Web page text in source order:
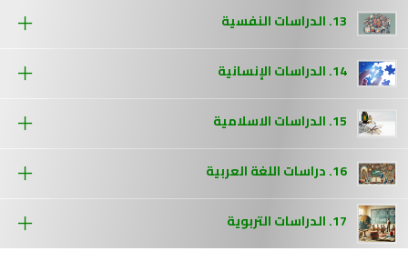
13. الدراسات النفسية
14. الدراسات الإنسانية
15. الدراسات الاسلامية
16. دراسات اللغة العربية
17. الدراسات التربوية